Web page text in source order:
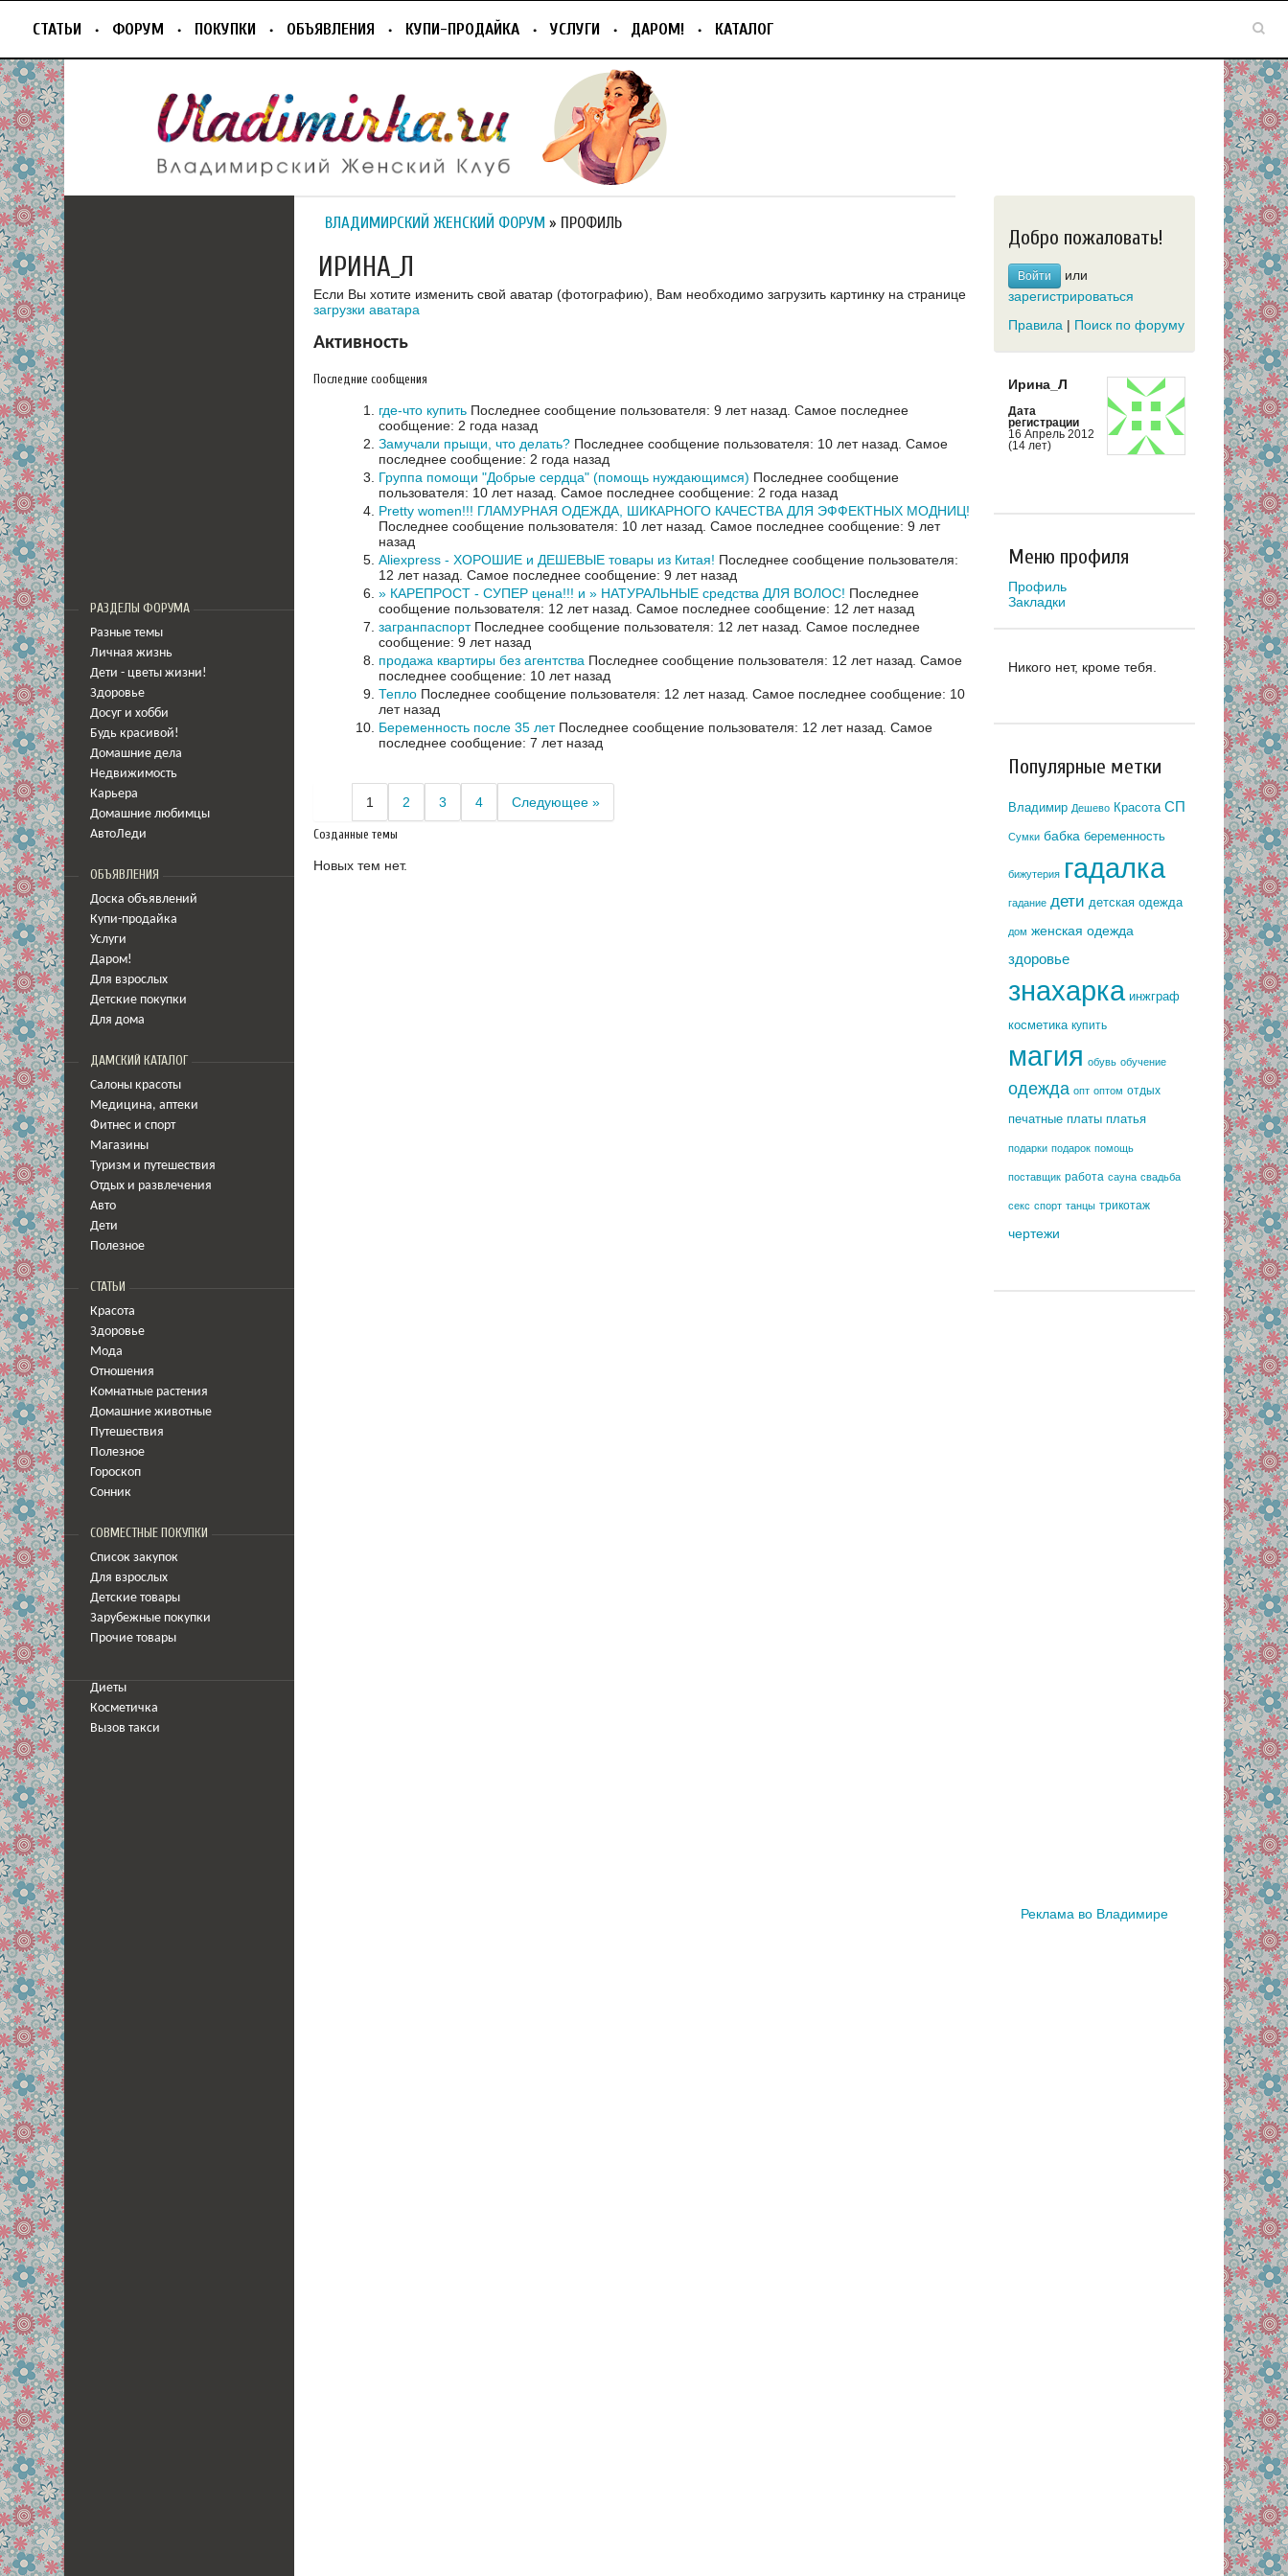
СТАТЬИ ФОРУМ ПОКУПКИ ОБЪЯВЛЕНИЯ КУПИ-ПРОДАЙКА УСЛУГИ ДАРОМ! КАТАЛОГ
РАЗДЕЛЫ ФОРУМА
Разные темы
Личная жизнь
Дети - цветы жизни!
Здоровье
Досуг и хобби
Будь красивой!
Домашние дела
Недвижимость
Карьера
Домашние любимцы
АвтоЛеди
ОБЪЯВЛЕНИЯ
Доска объявлений
Купи-продайка
Услуги
Даром!
Для взрослых
Детские покупки
Для дома
ДАМСКИЙ КАТАЛОГ
Салоны красоты
Медицина, аптеки
Фитнес и спорт
Магазины
Туризм и путешествия
Отдых и развлечения
Авто
Дети
Полезное
СТАТЬИ
Красота
Здоровье
Мода
Отношения
Комнатные растения
Домашние животные
Путешествия
Полезное
Гороскоп
Сонник
СОВМЕСТНЫЕ ПОКУПКИ
Список закупок
Для взрослых
Детские товары
Зарубежные покупки
Прочие товары
Диеты
Косметичка
Вызов такси
ВЛАДИМИРСКИЙ ЖЕНСКИЙ ФОРУМ » ПРОФИЛЬ
ИРИНА_Л
Если Вы хотите изменить свой аватар (фотографию), Вам необходимо загрузить картинку на странице
загрузки аватара
Активность
Последние сообщения
где-что купить Последнее сообщение пользователя: 9 лет назад. Самое последнее
сообщение: 2 года назад
Замучали прыщи, что делать? Последнее сообщение пользователя: 10 лет назад. Самое
последнее сообщение: 2 года назад
Группа помощи "Добрые сердца" (помощь нуждающимся) Последнее сообщение
пользователя: 10 лет назад. Самое последнее сообщение: 2 года назад
Pretty women!!! ГЛАМУРНАЯ ОДЕЖДА, ШИКАРНОГО КАЧЕСТВА ДЛЯ ЭФФЕКТНЫХ МОДНИЦ!
Последнее сообщение пользователя: 10 лет назад. Самое последнее сообщение: 9 лет
назад
Aliexpress - ХОРОШИЕ и ДЕШЕВЫЕ товары из Китая! Последнее сообщение пользователя:
12 лет назад. Самое последнее сообщение: 9 лет назад
» КАРЕПРОСТ - СУПЕР цена!!! и » НАТУРАЛЬНЫЕ средства ДЛЯ ВОЛОС! Последнее
сообщение пользователя: 12 лет назад. Самое последнее сообщение: 12 лет назад
загранпаспортПоследнее сообщение пользователя: 12 лет назад. Самое последнее
сообщение: 9 лет назад
продажа квартиры без агентства Последнее сообщение пользователя: 12 лет назад. Самое
последнее сообщение: 10 лет назад
Тепло Последнее сообщение пользователя: 12 лет назад. Самое последнее сообщение: 10
лет назад
Беременность после 35 летПоследнее сообщение пользователя: 12 лет назад. Самое
последнее сообщение: 7 лет назад
1 2 3 4 Следующее »
Созданные темы
Новых тем нет.
Добро пожаловать!
Войти
или
зарегистрироваться
Правила | Поиск по форуму
Ирина_Л
Дата
регистрации
16 Апрель 2012
(14 лет)
Меню профиля
Профиль
Закладки
Никого нет, кроме тебя.
Популярные метки
Владимир Дешево Красота СП
Сумки бабка беременность
бижутерия гадалка
гадание дети детская одежда
дом женская одежда
здоровье
знахарка инжграф
косметика купить
магия обувь обучение
одежда опт оптом отдых
печатные платы платья
подарки подарок помощь
поставщик работа сауна свадьба
секс спорт танцы трикотаж
чертежи
Реклама во Владимире